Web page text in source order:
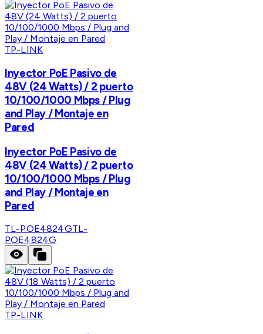
TP-LINK
Inyector PoE Pasivo de
48V (24 Watts) / 2 puerto
10/100/1000 Mbps / Plug
and Play / Montaje en
Pared
Inyector PoE Pasivo de
48V (24 Watts) / 2 puerto
10/100/1000 Mbps / Plug
and Play / Montaje en
Pared
TL-POE4824GTL-
POE4824G
TP-LINK